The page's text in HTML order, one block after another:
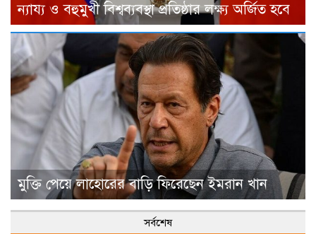
ন্যায্য ও বহুমুখী বিশ্বব্যবস্থা প্রতিষ্ঠার লক্ষ্য অর্জিত হবে
মুক্তি পেয়ে লাহোরের বাড়ি ফিরেছেন ইমরান খান
সর্বশেষ